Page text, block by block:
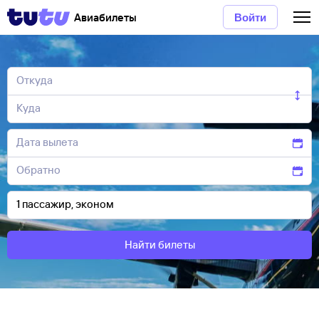
Авиабилеты Войти
Найти билеты